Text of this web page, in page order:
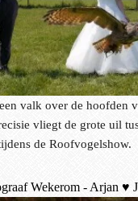
valk over de hoofden
vliegt de grote uil
de Roofvogelshow.
Wekerom - Arjan ♥